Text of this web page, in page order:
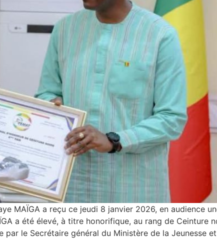
MAÏGA a reçu ce jeudi 8 janvier 2026, en audience
a été élevé, à titre honorifique, au rang de Ceinture
le Secrétaire général du Ministère de la Jeunesse